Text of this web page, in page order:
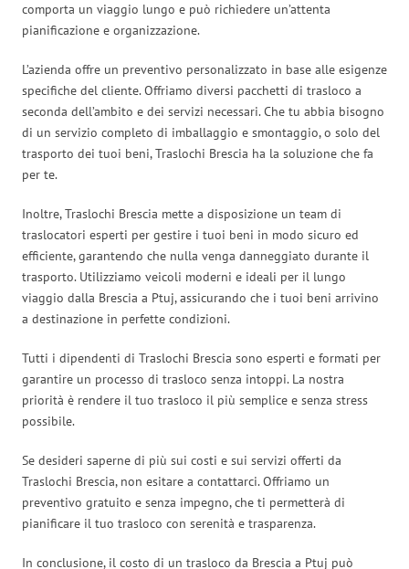
comporta un viaggio lungo e può richiedere un’attenta
pianificazione e organizzazione.
L’azienda offre un preventivo personalizzato in base alle esigenze
specifiche del cliente. Offriamo diversi pacchetti di trasloco a
seconda dell’ambito e dei servizi necessari. Che tu abbia bisogno
di un servizio completo di imballaggio e smontaggio, o solo del
trasporto dei tuoi beni, Traslochi Brescia ha la soluzione che fa
per te.
Inoltre, Traslochi Brescia mette a disposizione un team di
traslocatori esperti per gestire i tuoi beni in modo sicuro ed
efficiente, garantendo che nulla venga danneggiato durante il
trasporto. Utilizziamo veicoli moderni e ideali per il lungo
viaggio dalla Brescia a Ptuj, assicurando che i tuoi beni arrivino
a destinazione in perfette condizioni.
Tutti i dipendenti di Traslochi Brescia sono esperti e formati per
garantire un processo di trasloco senza intoppi. La nostra
priorità è rendere il tuo trasloco il più semplice e senza stress
possibile.
Se desideri saperne di più sui costi e sui servizi offerti da
Traslochi Brescia, non esitare a contattarci. Offriamo un
preventivo gratuito e senza impegno, che ti permetterà di
pianificare il tuo trasloco con serenità e trasparenza.
In conclusione, il costo di un trasloco da Brescia a Ptuj può